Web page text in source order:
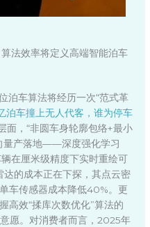
法效率将定义高端智能泊车
泊车算法将经历一次“范式革
泊车撞上无人代客，谁为停车
面，“非圆车身轮廓包络+最小
量产落地——深度强化学习
在厘米级精度下实时重绘可
的成本正在下探，其点云密
车传感器成本降低40%。更
高效“揉库次数优化”算法的
愿。对消费者而言，2025年